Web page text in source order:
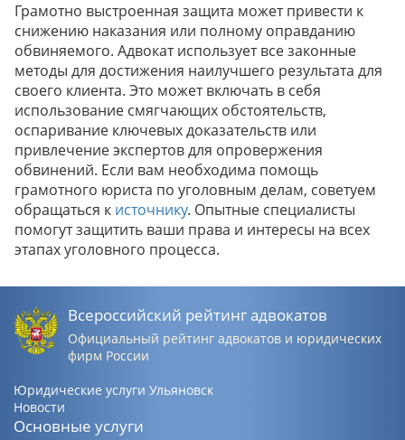
Грамотно выстроенная защита может привести к
снижению наказания или полному оправданию
обвиняемого. Адвокат использует все законные
методы для достижения наилучшего результата для
своего клиента. Это может включать в себя
использование смягчающих обстоятельств,
оспаривание ключевых доказательств или
привлечение экспертов для опровержения
обвинений. Если вам необходима помощь
грамотного юриста по уголовным делам, советуем
обращаться к источнику. Опытные специалисты
помогут защитить ваши права и интересы на всех
этапах уголовного процесса.
Всероссийский рейтинг адвокатов
Официальный рейтинг адвокатов и юридических
фирм России
Юридические услуги Ульяновск
Новости
Основные услуги